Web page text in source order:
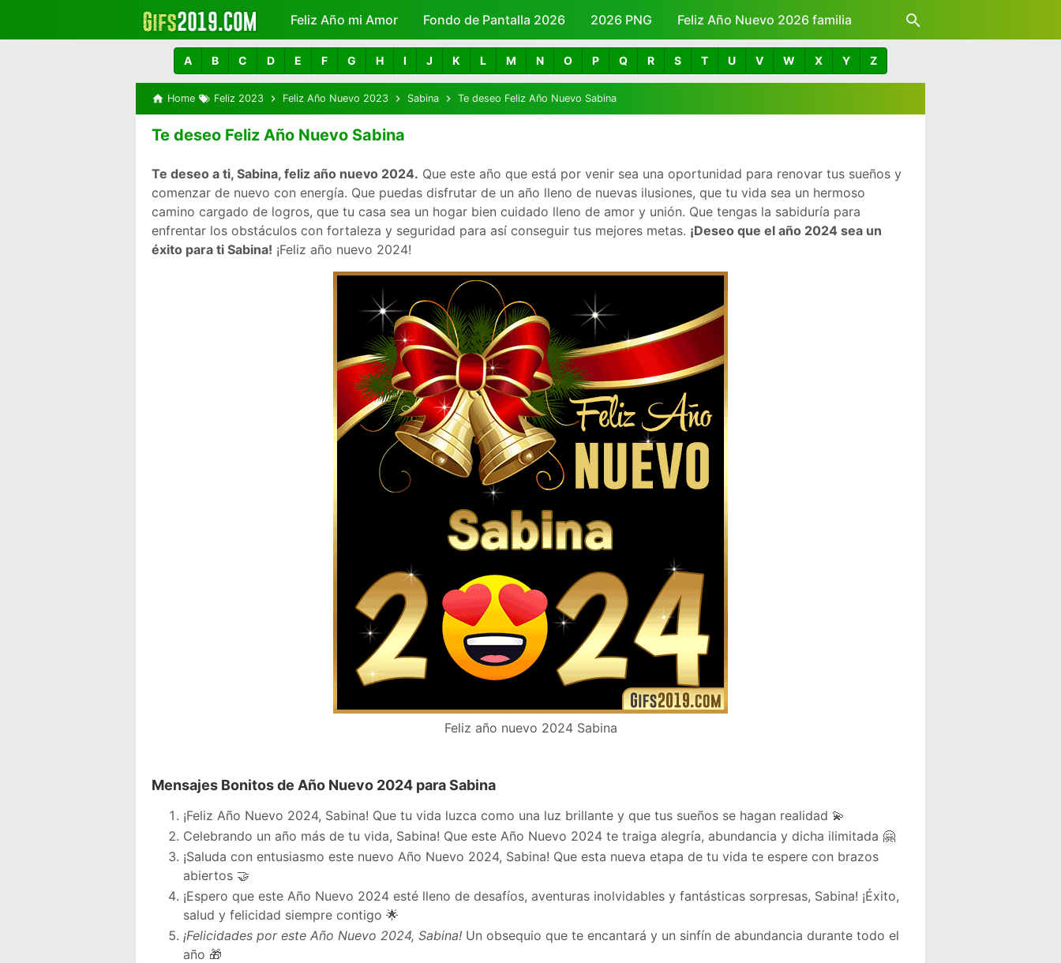
Skip to main content
Feliz Año mi Amor Fondo de Pantalla 2026 2026 PNG Feliz Año Nuevo 2026 familia
Más
A B C D E F G H I J K L M N O P Q R S T U V W X Y Z
Home Feliz 2023 Feliz Año Nuevo 2023 Sabina Te deseo Feliz Año Nuevo Sabina
Te deseo Feliz Año Nuevo Sabina
Te deseo a ti, Sabina, feliz año nuevo 2024. Que este año que está por venir sea una oportunidad para renovar tus sueños y
comenzar de nuevo con energía. Que puedas disfrutar de un año lleno de nuevas ilusiones, que tu vida sea un hermoso
camino cargado de logros, que tu casa sea un hogar bien cuidado lleno de amor y unión. Que tengas la sabiduría para
enfrentar los obstáculos con fortaleza y seguridad para así conseguir tus mejores metas. ¡Deseo que el año 2024 sea un
éxito para ti Sabina! ¡Feliz año nuevo 2024!
Feliz año nuevo 2024 Sabina
Mensajes Bonitos de Año Nuevo 2024 para Sabina
¡Feliz Año Nuevo 2024, Sabina! Que tu vida luzca como una luz brillante y que tus sueños se hagan realidad 💫
Celebrando un año más de tu vida, Sabina! Que este Año Nuevo 2024 te traiga alegría, abundancia y dicha ilimitada 🤗
¡Saluda con entusiasmo este nuevo Año Nuevo 2024, Sabina! Que esta nueva etapa de tu vida te espere con brazos
abiertos 🤝
¡Espero que este Año Nuevo 2024 esté lleno de desafíos, aventuras inolvidables y fantásticas sorpresas, Sabina! ¡Éxito,
salud y felicidad siempre contigo 🌟
¡Felicidades por este Año Nuevo 2024, Sabina! Un obsequio que te encantará y un sinfín de abundancia durante todo el
año 🎁